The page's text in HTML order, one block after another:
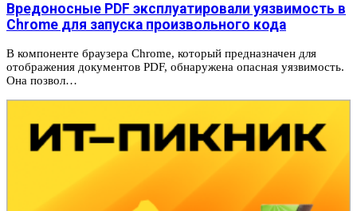
Вредоносные PDF эксплуатировали уязвимость в
Chrome для запуска произвольного кода
В компоненте браузера Chrome, который предназначен для
отображения документов PDF, обнаружена опасная уязвимость.
Она позвол…